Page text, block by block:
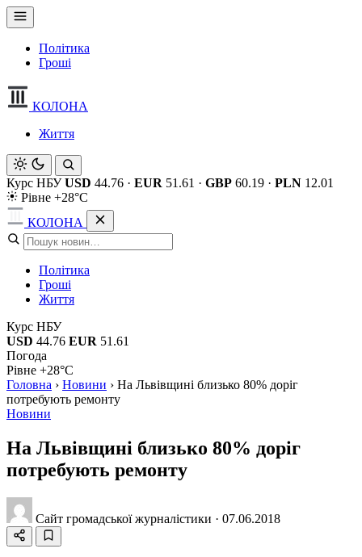
Політика
Гроші
КОЛОНА
Життя
Курс НБУ USD 44.76 · EUR 51.61 · GBP 60.19 · PLN 12.01
Рівне +28°C
КОЛОНА
Політика
Гроші
Життя
Курс НБУ
USD 44.76 EUR 51.61
Погода
Рівне +28°C
Головна › Новини › На Львівщині близько 80% доріг
потребують ремонту
Новини
На Львівщині близько 80% доріг
потребують ремонту
Сайт громадської журналістики · 07.06.2018